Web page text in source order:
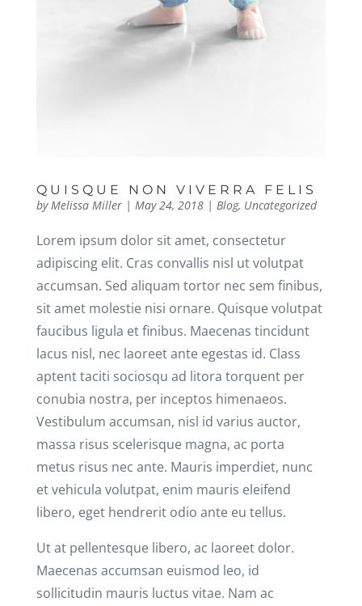
QUISQUE NON VIVERRA FELIS
byMelissa Miller| May 24, 2018| Blog, Uncategorized
Lorem ipsum dolor sit amet, consectetur
adipiscing elit. Cras convallis nisl ut volutpat
accumsan. Sed aliquam tortor nec sem finibus,
sit amet molestie nisi ornare. Quisque volutpat
faucibus ligula et finibus. Maecenas tincidunt
lacus nisl, nec laoreet ante egestas id. Class
aptent taciti sociosqu ad litora torquent per
conubia nostra, per inceptos himenaeos.
Vestibulum accumsan, nisl id varius auctor,
massa risus scelerisque magna, ac porta
metus risus nec ante. Mauris imperdiet, nunc
et vehicula volutpat, enim mauris eleifend
libero, eget hendrerit odio ante eu tellus.
Ut at pellentesque libero, ac laoreet dolor.
Maecenas accumsan euismod leo, id
sollicitudin mauris luctus vitae. Nam ac